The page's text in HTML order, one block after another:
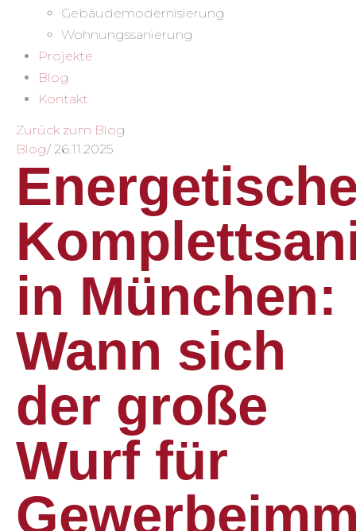
Gebäudemodernisierung
Wohnungssanierung
Projekte
Blog
Kontakt
Zurück zum Blog
Blog/ 26.11.2025
in München:
Wann sich
der große
Wurf für